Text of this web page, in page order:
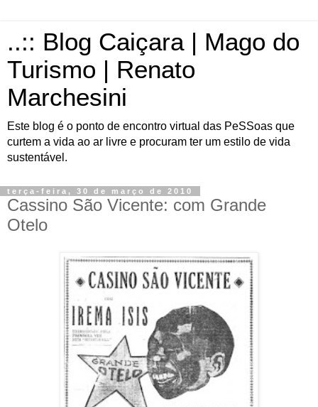
..:: Blog Caiçara | Mago do
Turismo | Renato
Marchesini
Este blog é o ponto de encontro virtual das PeSSoas que
curtem a vida ao ar livre e procuram ter um estilo de vida
sustentável.
terça-feira, 30 de março de 2010
Cassino São Vicente: com Grande
Otelo